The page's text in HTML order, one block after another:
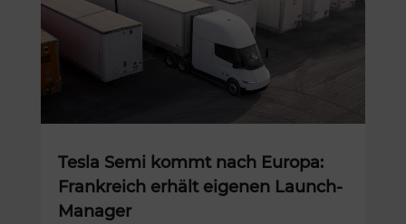
Tesla Semi kommt nach Europa:
Frankreich erhält eigenen Launch-
Manager